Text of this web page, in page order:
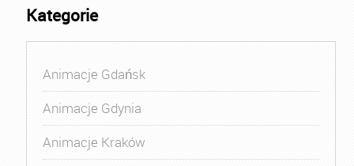
Kategorie
Animacje Gdańsk
Animacje Gdynia
Animacje Kraków